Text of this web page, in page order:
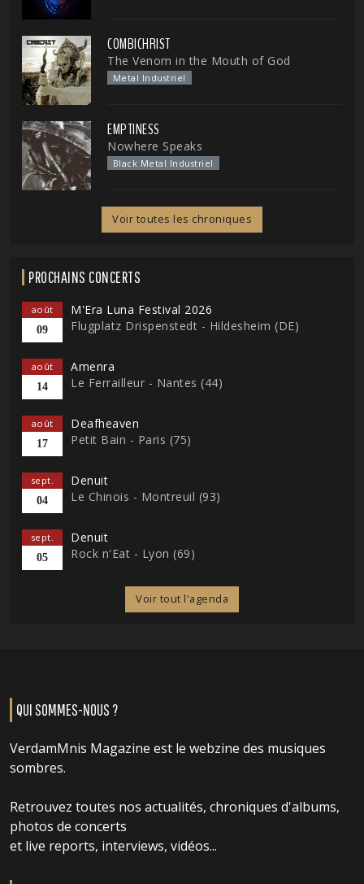
COMBICHRIST
The Venom in the Mouth of God
Metal Industriel
EMPTINESS
Nowhere Speaks
Black Metal Industriel
Voir toutes les chroniques
PROCHAINS CONCERTS
août
09
M'Era Luna Festival 2026
Flugplatz Drispenstedt - Hildesheim (DE)
août
14
Amenra
Le Ferrailleur - Nantes (44)
août
17
Deafheaven
Petit Bain - Paris (75)
sept.
04
Denuit
Le Chinois - Montreuil (93)
sept.
05
Denuit
Rock n'Eat - Lyon (69)
Voir tout l'agenda
QUI SOMMES-NOUS ?
VerdamMnis Magazine est le webzine des musiques
sombres.
Retrouvez toutes nos actualités, chroniques d'albums,
photos de concerts
et live reports, interviews, vidéos...